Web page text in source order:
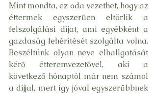
Mint mondta, ez oda vezethet, hogy az
éttermek egyszerűen eltörlik a
felszolgálási díjat, ami egyébként a
gazdaság fehérítését szolgálta volna.
Beszéltünk olyan neve elhallgatását
kérő étteremvezetővel, aki a
következő hónaptól már nem számol
a díjjal, mert így jóval egyszerűbbnek